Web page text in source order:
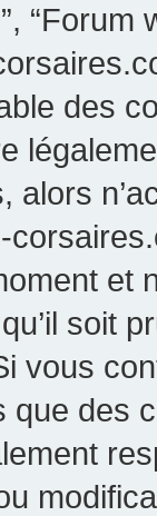
des
alors
soit
vous
que des